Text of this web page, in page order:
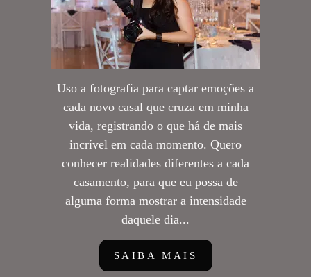
Uso a fotografia para captar emoções a
cada novo casal que cruza em minha
vida, registrando o que há de mais
incrível em cada momento. Quero
conhecer realidades diferentes a cada
casamento, para que eu possa de
alguma forma mostrar a intensidade
daquele dia...
SAIBA MAIS